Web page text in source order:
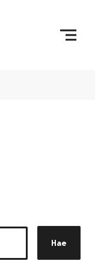
Hae